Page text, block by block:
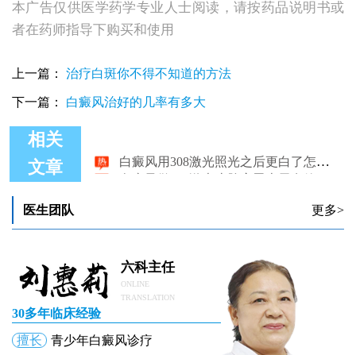
本广告仅供医学药学专业人士阅读，请按药品说明书或
者在药师指导下购买和使用
上一篇： 治疗白斑你不得不知道的方法
下一篇： 白癜风治好的几率有多大
相关
文章
白癜风做308激光皮肤变黑表示有效果吗
308激光治疗费用解析及白斑扩散应对策略
308激光照脸上白癜风很红怎么办
医生团队 更多>
六科主任
ONLINE
TRANSLATION
30多年临床经验
擅长
青少年白癜风诊疗